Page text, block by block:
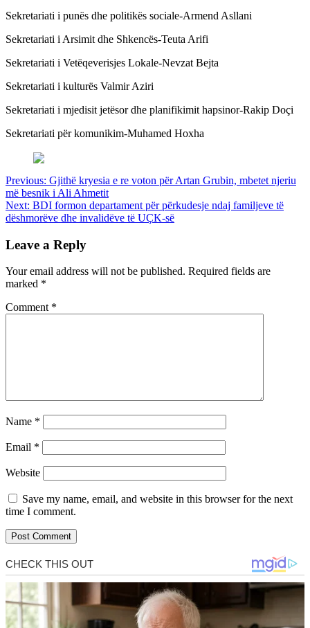
Sekretariati i punës dhe politikës sociale-Armend Asllani
Sekretariati i Arsimit dhe Shkencës-Teuta Arifi
Sekretariati i Vetëqeverisjes Lokale-Nevzat Bejta
Sekretariati i kulturës Valmir Aziri
Sekretariati i mjedisit jetësor dhe planifikimit hapsinor-Rakip Doçi
Sekretariati për komunikim-Muhamed Hoxha
Post
navigation
Previous: Gjithë kryesia e re voton për Artan Grubin, mbetet njeriu
më besnik i Ali Ahmetit
Next: BDI formon departament për përkudesje ndaj familjeve të
dëshmorëve dhe invalidëve të UÇK-së
Leave a Reply
Your email address will not be published. Required fields are
marked *
Comment *
Name *
Email *
Website
Save my name, email, and website in this browser for the next
time I comment.